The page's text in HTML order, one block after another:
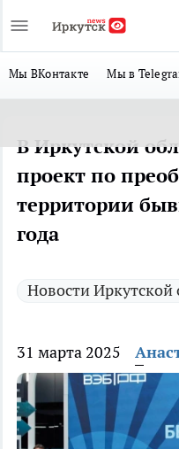
Мы ВКонтакте Мы в
В Иркутской
проект по
территории
года
Новости Иркутской
31 марта 2025